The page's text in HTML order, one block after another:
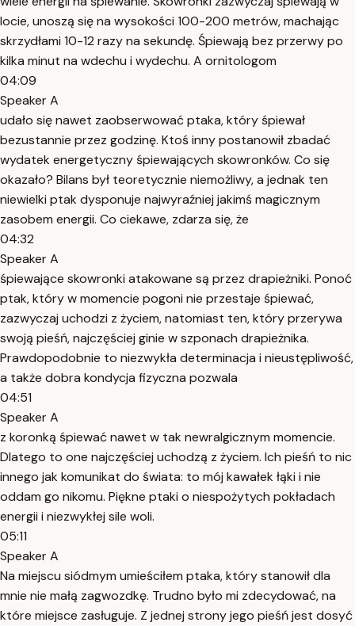
locie, unoszą się na wysokości 100-200 metrów, machając
skrzydłami 10-12 razy na sekundę. Śpiewają bez przerwy po
kilka minut na wdechu i wydechu. A ornitologom
04:09
Speaker A
udało się nawet zaobserwować ptaka, który śpiewał
bezustannie przez godzinę. Ktoś inny postanowił zbadać
wydatek energetyczny śpiewających skowronków. Co się
okazało? Bilans był teoretycznie niemożliwy, a jednak ten
niewielki ptak dysponuje najwyraźniej jakimś magicznym
zasobem energii. Co ciekawe, zdarza się, że
04:32
Speaker A
śpiewające skowronki atakowane są przez drapieżniki. Ponoć
ptak, który w momencie pogoni nie przestaje śpiewać,
zazwyczaj uchodzi z życiem, natomiast ten, który przerywa
swoją pieśń, najczęściej ginie w szponach drapieżnika.
Prawdopodobnie to niezwykła determinacja i nieustępliwość,
a także dobra kondycja fizyczna pozwala
04:51
Speaker A
z koronką śpiewać nawet w tak newralgicznym momencie.
Dlatego to one najczęściej uchodzą z życiem. Ich pieśń to nic
innego jak komunikat do świata: to mój kawałek łąki i nie
oddam go nikomu. Piękne ptaki o niespożytych pokładach
energii i niezwykłej sile woli.
05:11
Speaker A
Na miejscu siódmym umieściłem ptaka, który stanowił dla
mnie nie małą zagwozdkę. Trudno było mi zdecydować, na
które miejsce zasługuje. Z jednej strony jego pieśń jest dosyć